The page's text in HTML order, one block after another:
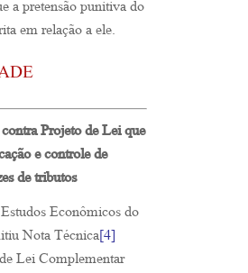
a pretensão punitiva do
em relação a ele.
Projeto de Lei que
e controle de
de tributos
Econômicos do
Nota Técnica[4]
Lei Complementar